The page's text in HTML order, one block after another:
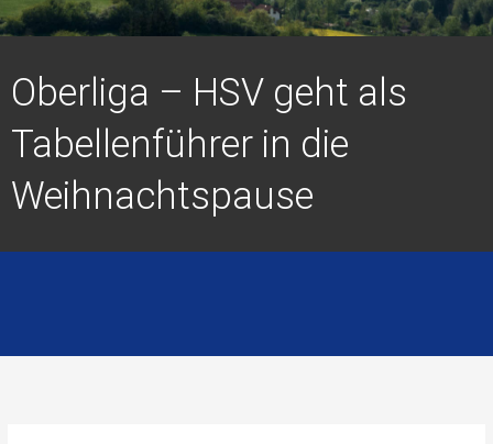
Oberliga – HSV geht als
Tabellenführer in die
Weihnachtspause